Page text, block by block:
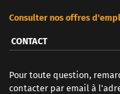
Consulter nos offres
CONTACT
Pour toute question,
contacter par email à